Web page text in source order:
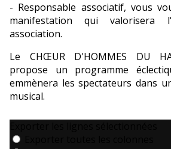
- Responsable associatif, vous
manifestation qui valorisera
association.
Le CHŒUR D'HOMMES DU
propose un programme
emmènera les spectateurs dans
musical.